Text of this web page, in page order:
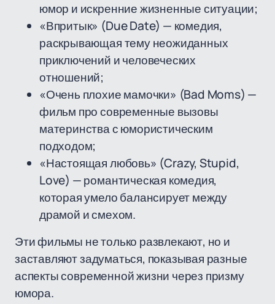
юмор и искренние жизненные ситуации;
«Впритык» (Due Date) — комедия,
раскрывающая тему неожиданных
приключений и человеческих
отношений;
«Очень плохие мамочки» (Bad Moms) —
фильм про современные вызовы
материнства с юмористическим
подходом;
«Настоящая любовь» (Crazy, Stupid,
Love) — романтическая комедия,
которая умело балансирует между
драмой и смехом.
Эти фильмы не только развлекают, но и
заставляют задуматься, показывая разные
аспекты современной жизни через призму
юмора.